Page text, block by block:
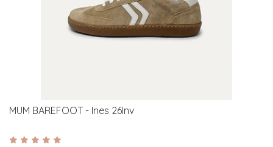
MUM BAREFOOT - Ines 26Inv